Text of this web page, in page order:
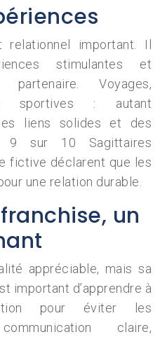
relationnel important. Il
stimulantes et
Voyages,
sportives : autant
liens solides et des
9 sur 10 Sagittaires
fictive déclarent que les
une relation durable.
un
appréciable, mais sa
important d’apprendre à
pour éviter les
claire,